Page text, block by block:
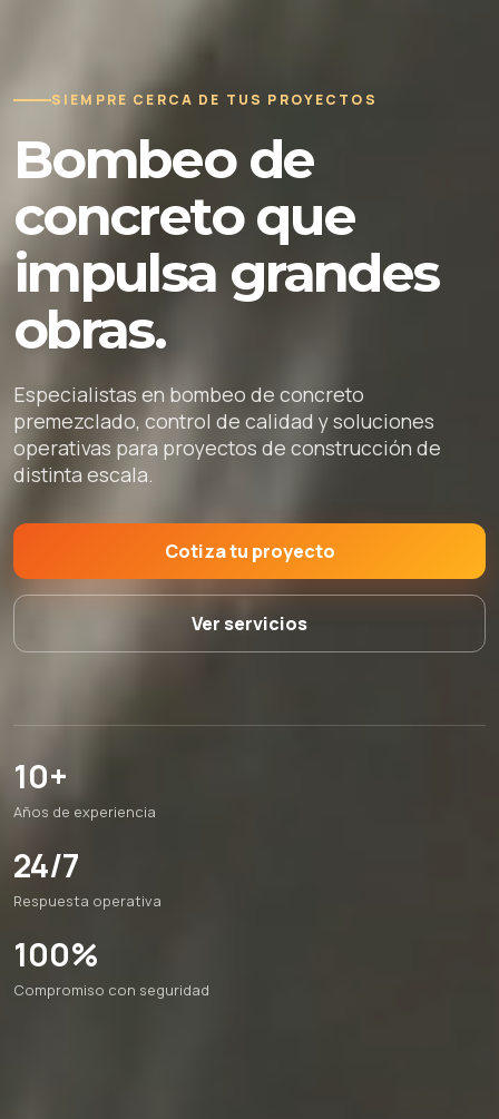
SIEMPRE CERCA DE TUS PROYECTOS
Bombeo de
concreto que
impulsa grandes
obras.
Especialistas en bombeo de concreto
premezclado, control de calidad y soluciones
operativas para proyectos de construcción de
distinta escala.
Cotiza tu proyecto
Ver servicios
10+
Años de experiencia
24/7
Respuesta operativa
100%
Compromiso con seguridad